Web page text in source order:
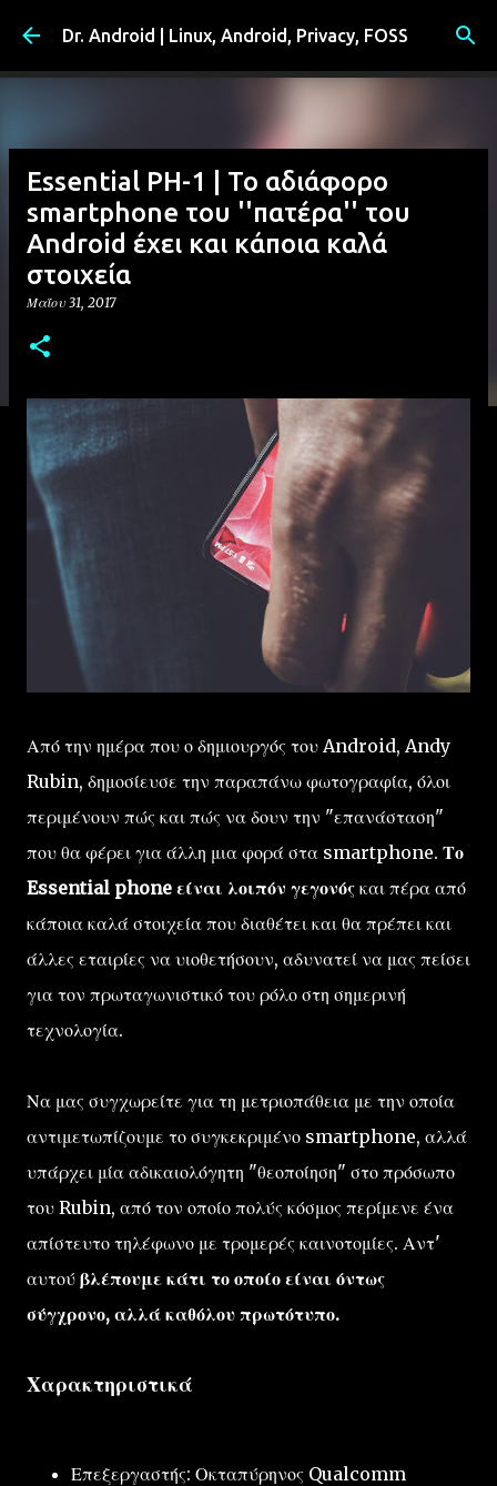
Μετάβαση στο κύριο περιεχόμενο
Dr. Android | Linux, Android, Privacy, FOSS
Essential PH-1 | Το αδιάφορο
smartphone του ''πατέρα'' του
Android έχει και κάποια καλά
στοιχεία
Μαΐου 31, 2017
Από την ημέρα που ο δημιουργός του Android, Andy
Rubin, δημοσίευσε την παραπάνω φωτογραφία, όλοι
περιμένουν πώς και πώς να δουν την "επανάσταση"
που θα φέρει για άλλη μια φορά στα smartphone. Το
Essential phone είναι λοιπόν γεγονός και πέρα από
κάποια καλά στοιχεία που διαθέτει και θα πρέπει και
άλλες εταιρίες να υιοθετήσουν, αδυνατεί να μας πείσει
για τον πρωταγωνιστικό του ρόλο στη σημερινή
τεχνολογία.
Να μας συγχωρείτε για τη μετριοπάθεια με την οποία
αντιμετωπίζουμε το συγκεκριμένο smartphone, αλλά
υπάρχει μία αδικαιολόγητη "θεοποίηση" στο πρόσωπο
του Rubin, από τον οποίο πολύς κόσμος περίμενε ένα
απίστευτο τηλέφωνο με τρομερές καινοτομίες. Αντ'
αυτού βλέπουμε κάτι το οποίο είναι όντως
σύγχρονο, αλλά καθόλου πρωτότυπο.
Χαρακτηριστικά
Επεξεργαστής: Οκταπύρηνος Qualcomm